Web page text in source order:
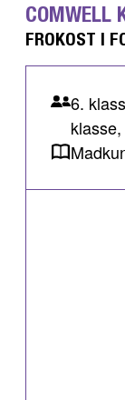
COMWELL
FROKOST I
6.